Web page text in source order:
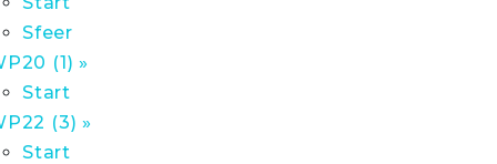
Sfeer
(1) »
Start
(3) »
Start